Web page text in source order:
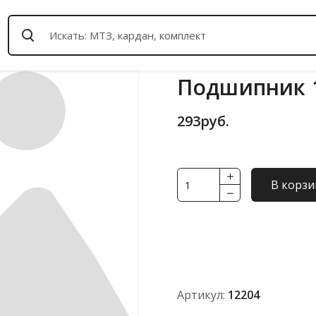
Подшипник
293руб.
Количество
товара
В
Артикул: 12204